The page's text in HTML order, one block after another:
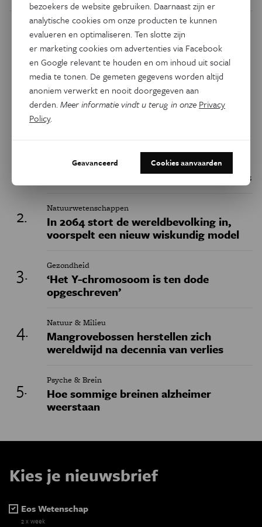
Dit artikel delen op:
Facebook Twitter Linkedin
Keuze van de redactie
Belgische fossielen werpen nieuw licht
op het uitsterven van de neanderthalers
Natuurwetenschappen
In 2064 stort de wereldbevolking in,
voorspelt een nieuw wiskundig model
Gezondheid
‘Het Y-chromosoom is ten dode
opgeschreven’
Natuur & Milieu
Mangrovebossen herstellen zich
wereldwijd na decennia van verlies
Psyche & Brein
Hoe sommige breinen alzheimer
weerstaan
Kies je nieuwsbrief
Eos Wetenschap
2 x week
bezoekers de website gebruiken. Daarnaast zijn er
analytische cookies om onze producten te kunnen
evalueren en optimaliseren. Ten slotte zijn
er marketing cookies om advertenties via Facebook
en Google relevant te houden en om inhoud uit social
media te tonen. De gemeten gegevens worden altijd
anoniem verwerkt en nooit doorgegeven aan
derden.Meer informatie vindt u terug in onze Privacy
Policy.
Geavanceerd Cookies aanvaarden